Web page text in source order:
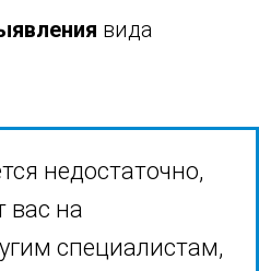
вида
недостаточно,
вас на
специалистам,